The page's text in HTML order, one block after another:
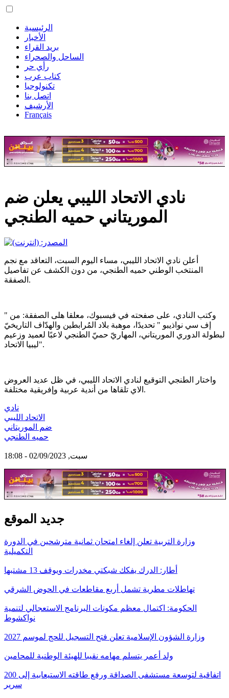
الرئيسية
الأخبار
بريد القراء
الساحل والصحراء
رأي حر
كتاب عرب
تكنولوجيا
اتصل بنا
الأرشيف
Français
نادي الاتحاد الليبي يعلن ضم
الموريتاني حميه الطنجي
أعلن نادي الاتحاد الليبي، مساء اليوم السبت، التعاقد مع نجم
المنتخب الوطني حميه الطنجي، من دون الكشف عن تفاصيل
الصفقة.
وكتب النادي، على صفحته في فيسبوك، معلقا هلى الصفقة: من "
إف سي نواذيبو " تحديدًا، موهبة بلاد المُرابطين والهدّاف التاريخيّ
لبطولة الدوري الموريتاني، المهاريّ حميّ الطنجي لاعبًا لعميد وزعيم
ليبيا الاتحاد".
واختار الطنجي التوقيع لنادي الاتحاد الليبي، في ظل عديد العروض
الاي تلقاها من أندية عربية وإفريقية مختلفة.
نادي
الاتحاد الليبي
ضم الموريتاني
حميه الطنجي
سبت, 02/09/2023 - 18:08
جديد الموقع
وزارة التربية تعلن إلغاء امتحان ثمانية مترشحين في الدورة
التكميلية
أطار: الدرك يفكك شبكتي مخدرات ويوقف 13 مشتبها
تهاطلات مطرية تشمل أربع مقاطعات في الحوض الشرقي
الحكومة: اكتمال معظم مكونات البرنامج الاستعجالي لتنمية
نواكشوط
وزارة الشؤون الإسلامية تعلن فتح التسجيل للحج لموسم 2027
ولد أعمر يتسلم مهامه نقيبا للهيئة الوطنية للمحامين
اتفاقية لتوسعة مستشفى الصداقة ورفع طاقته الاستيعابية إلى 200
سرير